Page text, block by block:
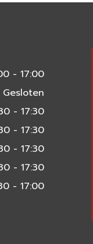
- 17:00
Gesloten
- 17:30
- 17:30
- 17:30
- 17:30
- 17:00